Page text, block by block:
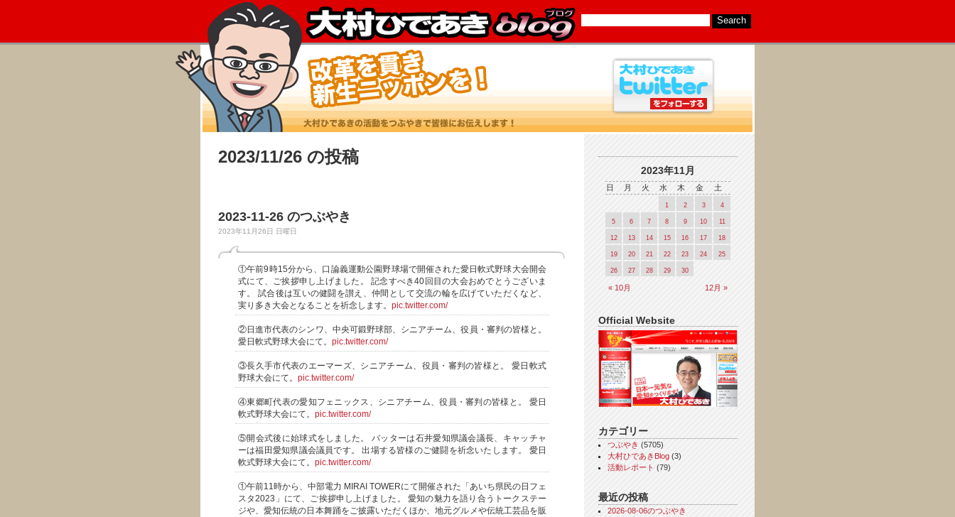
2023/11/26 の投稿
2023-11-26 のつぶやき
2023年11月26日 日曜日
①午前9時15分から、口論義運動公園野球場で開催された愛日軟式野球大会開会
式にて、ご挨拶申し上げました。 記念すべき40回目の大会おめでとうございま
す。 試合後は互いの健闘を讃え、仲間として交流の輪を広げていただくなど、
実り多き大会となることを祈念します。 pic.twitter.com/
②日進市代表のシンワ、中央可鍛野球部、シニアチーム、役員・審判の皆様と。
愛日軟式野球大会にて。 pic.twitter.com/
③長久手市代表のエーマーズ、シニアチーム、役員・審判の皆様と。 愛日軟式
野球大会にて。 pic.twitter.com/
④東郷町代表の愛知フェニックス、シニアチーム、役員・審判の皆様と。 愛日
軟式野球大会にて。 pic.twitter.com/
⑤開会式後に始球式をしました。 バッターは石井愛知県議会議長、キャッチャ
ーは福田愛知県議会議員です。 出場する皆様のご健闘を祈念いたします。 愛日
軟式野球大会にて。 pic.twitter.com/
①午前11時から、中部電力 MIRAI TOWERにて開催された「あいち県民の日フェ
スタ2023」にて、ご挨拶申し上げました。 愛知の魅力を語り合うトークステー
ジや、愛知伝統の日本舞踊をご披露いただくほか、地元グルメや伝統工芸品を販
2023年11月
日 月 火 水 木 金 土
« 10月 12月 »
1 2 3 4
5 6 7 8 9 10 11
12 13 14 15 16 17 18
19 20 21 22 23 24 25
26 27 28 29 30
Official Website
カテゴリー
つぶやき (5705)
大村ひであきBlog (3)
活動レポート (79)
最近の投稿
2026-08-06のつぶやき